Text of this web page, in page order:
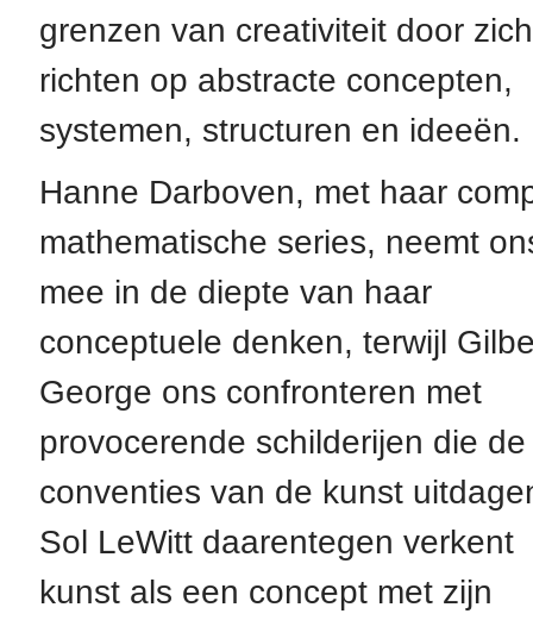
grenzen van creativiteit door
richten op abstracte concepten,
systemen, structuren en ideeën.
Hanne Darboven, met haar
mathematische series, neemt
mee in de diepte van haar
conceptuele denken, terwijl
George ons confronteren met
provocerende schilderijen die de
conventies van de kunst
Sol LeWitt daarentegen verkent
kunst als een concept met zijn